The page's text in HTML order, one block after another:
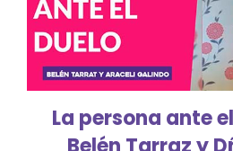
La persona ante